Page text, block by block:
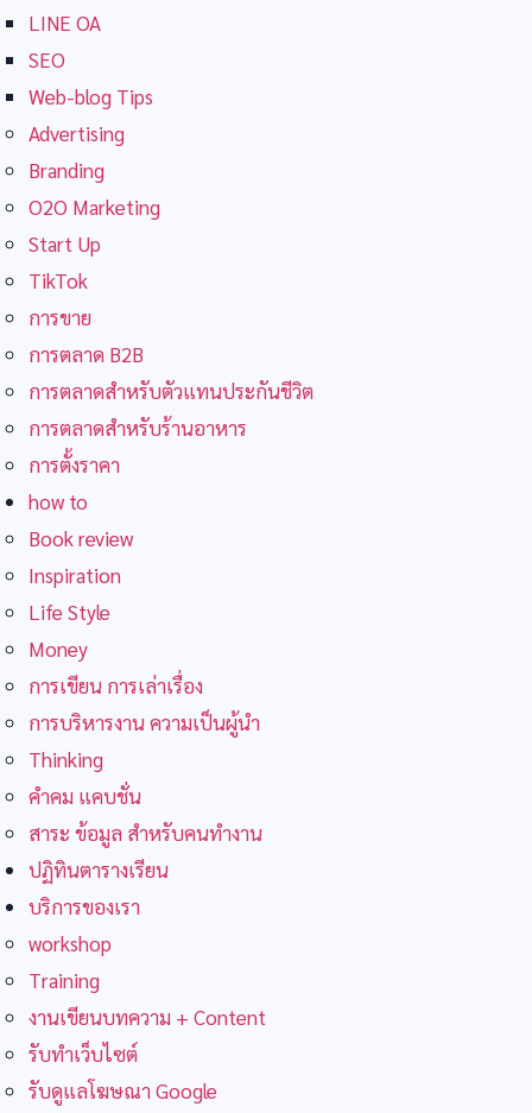
LINE OA
SEO
Web-blog Tips
Advertising
Branding
O2O Marketing
Start Up
TikTok
การขาย
การตลาด B2B
การตลาดสำหรับตัวแทนประกันชีวิต
การตลาดสำหรับร้านอาหาร
การตั้งราคา
how to
Book review
Inspiration
Life Style
Money
การเขียน การเล่าเรื่อง
การบริหารงาน ความเป็นผู้นำ
Thinking
คำคม แคบชั่น
สาระ ข้อมูล สำหรับคนทำงาน
ปฏิทินตารางเรียน
บริการของเรา
workshop
Training
งานเขียนบทความ + Content
รับทำเว็บไซต์
รับดูแลโฆษณา Google